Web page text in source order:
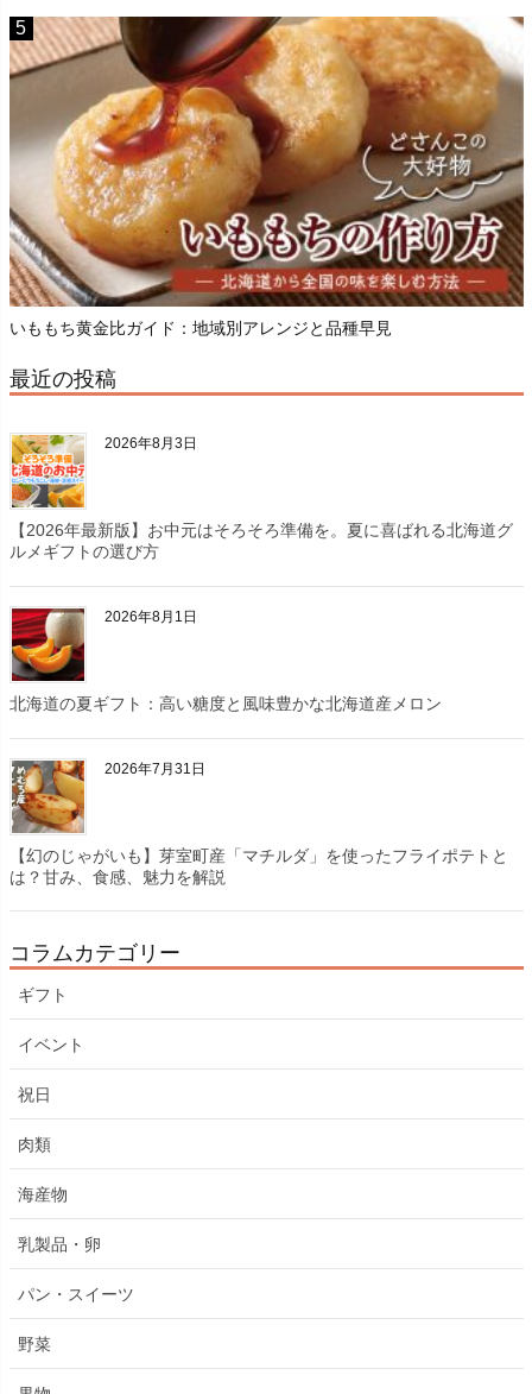
いももち黄金比ガイド：地域別アレンジと品種早見
最近の投稿
2026年8月3日
【2026年最新版】お中元はそろそろ準備を。夏に喜ばれる北海道グ
ルメギフトの選び方
2026年8月1日
北海道の夏ギフト：高い糖度と風味豊かな北海道産メロン
2026年7月31日
【幻のじゃがいも】芽室町産「マチルダ」を使ったフライポテトと
は？甘み、食感、魅力を解説
コラムカテゴリー
ギフト
イベント
祝日
肉類
海産物
乳製品・卵
パン・スイーツ
野菜